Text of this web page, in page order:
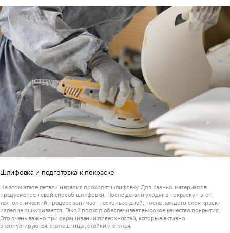
Шлифовка и подготовка к покраске
На этом этапе детали изделия проходят шлифовку. Для разных материалов
предусмотрен свой способ шлифовки. После детали уходят в покраску - этот
технологический процесс занимает несколько дней, после каждого слоя краски
изделие ошкуривается. Такой подход обеспечивает высокое качество покрытия.
Это очень важно при окрашивании поверхностей, которые активно
эксплуатируются: столешницы, стойки и стулья.